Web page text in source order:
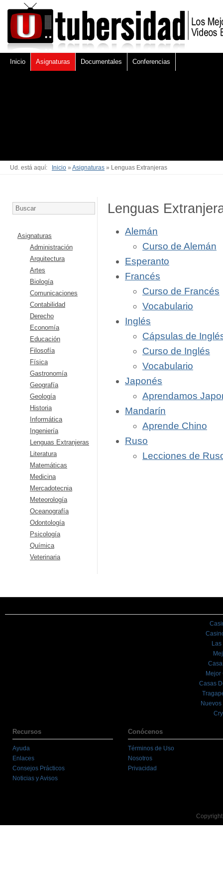
Inicio Asignaturas Documentales Conferencias
Ud. está aquí: Inicio » Asignaturas » Lenguas Extranjeras
Asignaturas
Administración
Arquitectura
Artes
Biología
Comunicaciones
Contabilidad
Derecho
Economía
Educación
Filosofía
Física
Gastronomía
Geografía
Geología
Historia
Informática
Ingeniería
Lenguas Extranjeras
Literatura
Matemáticas
Medicina
Mercadotecnia
Meteorología
Oceanografía
Odontología
Psicología
Química
Veterinaria
Lenguas
Alemán
Curso de Alemán
Esperanto
Francés
Curso de Francés
Vocabulario
Inglés
Cápsulas de
Curso de Inglés
Vocabulario
Japonés
Aprendamos
Mandarín
Aprende Chino
Ruso
Lecciones de
Mejor
Casas
Recursos
Ayuda
Enlaces
Consejos Prácticos
Noticias y Avisos
Conócenos
Términos de Uso
Nosotros
Privacidad